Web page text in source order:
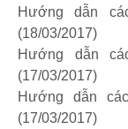
Hướng dẫn
(18/03/2017)
Hướng dẫn
(17/03/2017)
Hướng dẫn
(17/03/2017)